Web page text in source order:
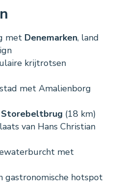
met Denemarken, land
krijtrotsen
met Amalienborg
(18 km)
van Hans Christian
met
gastronomische hotspot